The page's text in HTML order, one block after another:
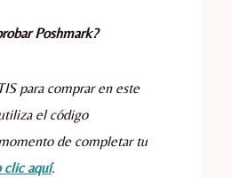
Poshmark?
para comprar en este
el código
de completar tu
aquí.